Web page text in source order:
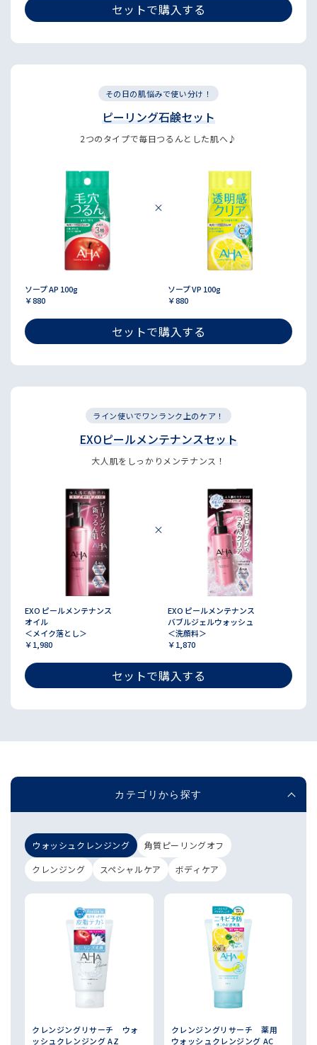
セットで購入する
その日の肌悩みで使い分け！
ピーリング石鹸セット
2つのタイプで毎日つるんとした肌へ♪
ソープ AP 100g
￥880
ソープ VP 100g
￥880
セットで購入する
ライン使いでワンランク上のケア！
EXOピールメンテナンスセット
大人肌をしっかりメンテナンス！
EXO ピールメンテナンス
オイル
＜メイク落とし＞
￥1,980
EXO ピールメンテナンス
バブルジェルウォッシュ
＜洗顔料＞
￥1,870
セットで購入する
カテゴリから探す
ウォッシュクレンジング
角質ピーリングオフ
クレンジング
スペシャルケア ボディケア
クレンジングリサーチ ウォ
ッシュクレンジング AZ
クレンジングリサーチ 薬用
ウォッシュクレンジング AC